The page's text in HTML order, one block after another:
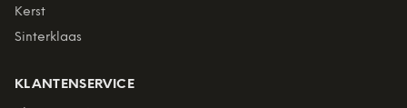
Kerst
Sinterklaas
KLANTENSERVICE